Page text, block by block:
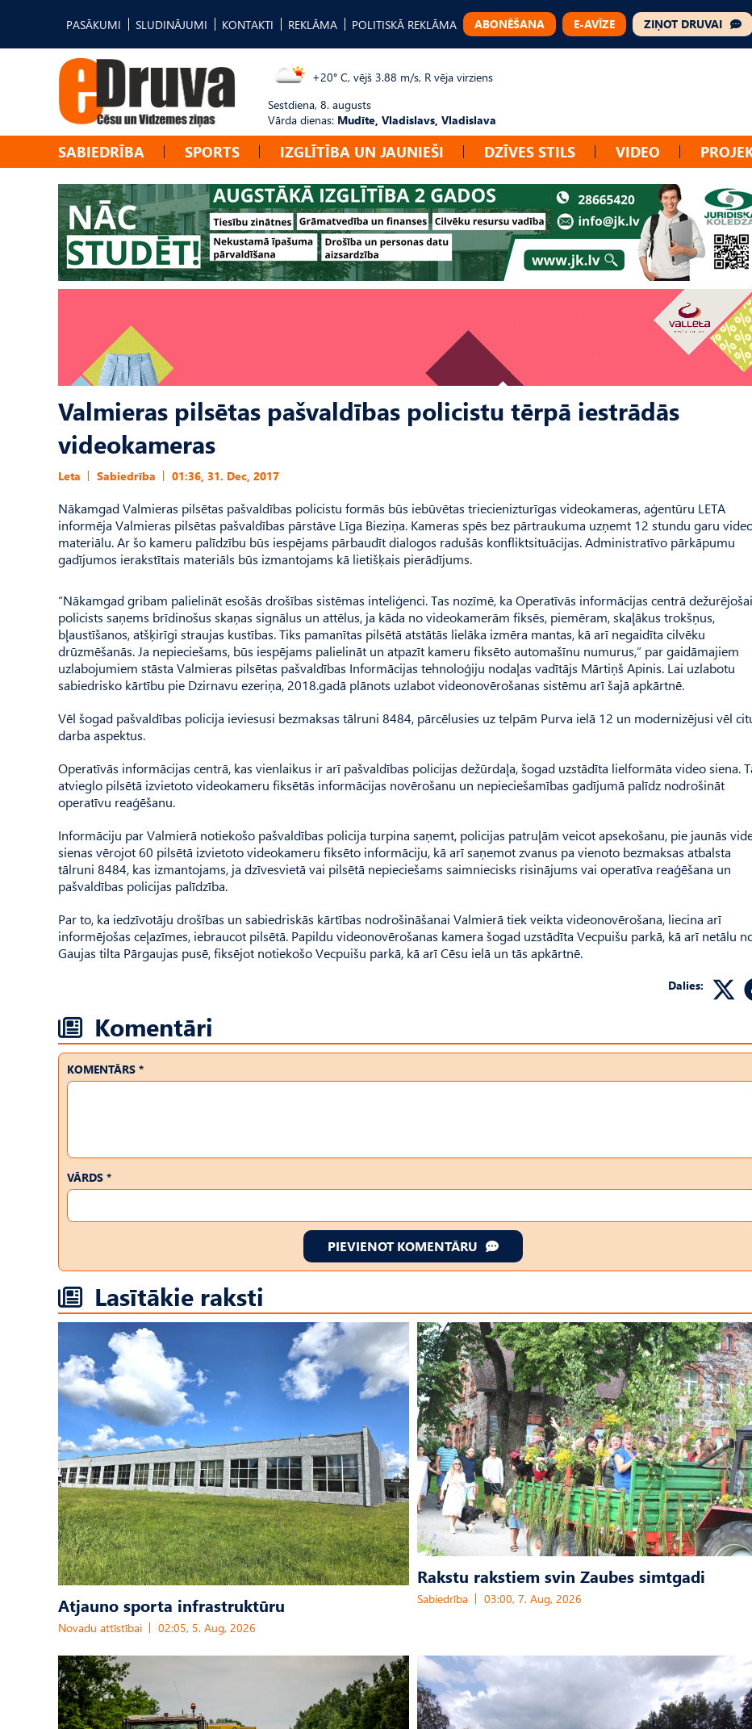
PASĀKUMI SLUDINĀJUMI KONTAKTI REKLĀMA POLITISKĀ REKLĀMA ABONĒŠANA E-AVĪZE ZIŅOT DRUVAI
+20° C, vējš 3.88 m/s, R vēja virziens
Sestdiena, 8. augusts
Vārda dienas: Mudīte, Vladislavs, Vladislava
SABIEDRĪBA SPORTS IZGLĪTĪBA UN JAUNIEŠI DZĪVES STILS VIDEO
Valmieras pilsētas pašvaldības policistu tērpā iestrādās
videokameras
Leta Sabiedrība 01:36, 31. Dec, 2017
Nākamgad Valmieras pilsētas pašvaldības policistu formās būs iebūvētas triecienizturīgas videokameras, aģentūru LETA
informēja Valmieras pilsētas pašvaldības pārstāve Līga Bieziņa. Kameras spēs bez pārtraukuma uzņemt 12 stundu garu
materiālu. Ar šo kameru palīdzību būs iespējams pārbaudīt dialogos radušās konfliktsituācijas. Administratīvo pārkāpumu
gadījumos ierakstītais materiāls būs izmantojams kā lietišķais pierādījums.
“Nākamgad gribam palielināt esošās drošības sistēmas inteliģenci. Tas nozīmē, ka Operatīvās informācijas centrā
policists saņems brīdinošus skaņas signālus un attēlus, ja kāda no videokamerām fiksēs, piemēram, skaļākus trokšņus,
bļaustīšanos, atšķirīgi straujas kustības. Tiks pamanītas pilsētā atstātās lielāka izmēra mantas, kā arī negaidīta cilvēku
drūzmēšanās. Ja nepieciešams, būs iespējams palielināt un atpazīt kameru fiksēto automašīnu numurus,” par gaidāmajiem
uzlabojumiem stāsta Valmieras pilsētas pašvaldības Informācijas tehnoloģiju nodaļas vadītājs Mārtiņš Apinis. Lai uzlabotu
sabiedrisko kārtību pie Dzirnavu ezeriņa, 2018.gadā plānots uzlabot videonovērošanas sistēmu arī šajā apkārtnē.
Vēl šogad pašvaldības policija ieviesusi bezmaksas tālruni 8484, pārcēlusies uz telpām Purva ielā 12 un modernizējusi vēl
darba aspektus.
Operatīvās informācijas centrā, kas vienlaikus ir arī pašvaldības policijas dežūrdaļa, šogad uzstādīta lielformāta video siena.
atvieglo pilsētā izvietoto videokameru fiksētās informācijas novērošanu un nepieciešamības gadījumā palīdz nodrošināt
operatīvu reaģēšanu.
Informāciju par Valmierā notiekošo pašvaldības policija turpina saņemt, policijas patruļām veicot apsekošanu, pie jaunās
sienas vērojot 60 pilsētā izvietoto videokameru fiksēto informāciju, kā arī saņemot zvanus pa vienoto bezmaksas atbalsta
tālruni 8484, kas izmantojams, ja dzīvesvietā vai pilsētā nepieciešams saimniecisks risinājums vai operatīva reaģēšana un
pašvaldības policijas palīdzība.
Par to, ka iedzīvotāju drošības un sabiedriskās kārtības nodrošināšanai Valmierā tiek veikta videonovērošana, liecina arī
informējošas ceļazīmes, iebraucot pilsētā. Papildu videonovērošanas kamera šogad uzstādīta Vecpuišu parkā, kā arī netālu
Gaujas tilta Pārgaujas pusē, fiksējot notiekošo Vecpuišu parkā, kā arī Cēsu ielā un tās apkārtnē.
Dalies:
Komentāri
KOMENTĀRS *
VĀRDS *
PIEVIENOT KOMENTĀRU
Lasītākie raksti
Atjauno sporta infrastruktūru
Novadu attīstībai 02:05, 5. Aug, 2026
Rakstu rakstiem svin Zaubes simtgadi
Sabiedrība 03:00, 7. Aug, 2026